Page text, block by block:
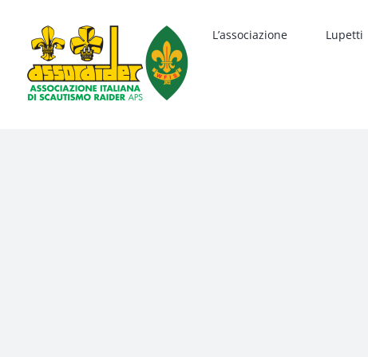
contenuto
L’associazione Lupetti